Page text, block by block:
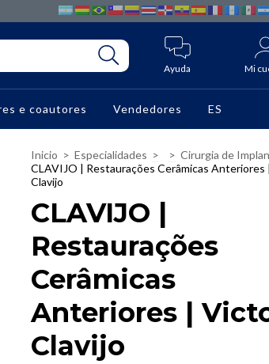
Ayuda Mi
e coautores Vendedores ES
Inicio > Especialidades > > Cirurgia de
CLAVIJO | Restaurações Cerâmicas
Clavijo
CLAVIJO |
Restaurações
Cerâmicas
Anteriores |
Clavijo